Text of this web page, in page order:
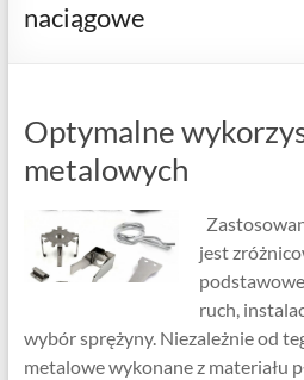
naciągowe
Optymalne
metalowych
jest
ruch,
wybór sprężyny. Niezależnie od
metalowe wykonane z materiału